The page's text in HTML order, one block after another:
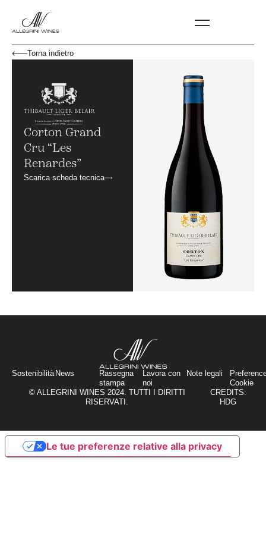
Torna indietro
Corton Grand
Cru “Les
Renardes”
Scarica scheda tecnica
Sostenibilità News
Rassegna
stampa
Lavora con
noi
Note legali
Cookie
© ALLEGRINI WINES 2024. TUTTI I DIRITTI
RISERVATI.
CREDITS:
HDG
Le tue preferenze relative alla privacy